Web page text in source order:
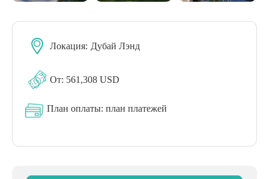
Локация: Дубай Лэнд
От: 561,308 USD
План оплаты: план платежей